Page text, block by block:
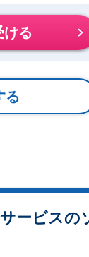
る
る
ービス